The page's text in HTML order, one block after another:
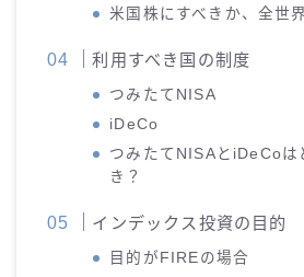
米国株にすべきか、全世
利用すべき国の制度
つみたてNISA
iDeCo
つみたてNISAとiDeCoは
き？
インデックス投資の目的
目的がFIREの場合